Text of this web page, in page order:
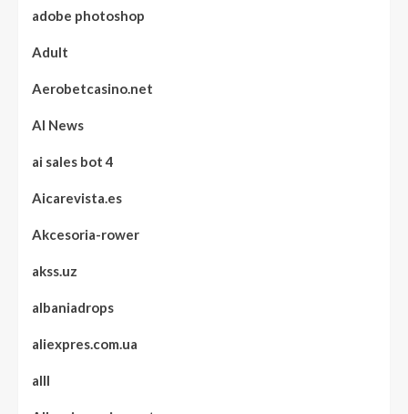
adobe photoshop
Adult
Aerobetcasino.net
AI News
ai sales bot 4
Aicarevista.es
Akcesoria-rower
akss.uz
albaniadrops
aliexpres.com.ua
alll